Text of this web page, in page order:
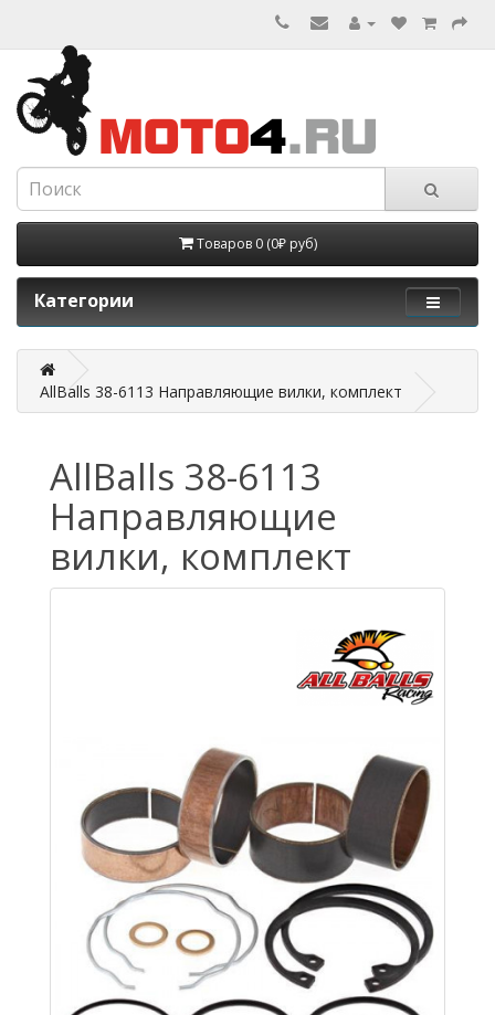
Товаров 0 (0₽ руб)
Категории
AllBalls 38-6113 Направляющие вилки, комплект
AllBalls 38-6113
Направляющие
вилки, комплект